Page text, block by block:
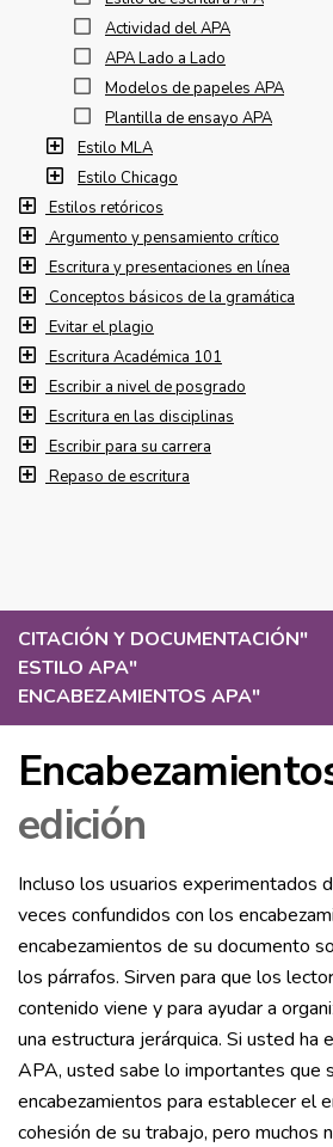
CITACIÓN Y DOCUMENTACIÓN"
ESTILO APA"
ENCABEZAMIENTOS APA"
edición
Incluso los usuarios experimentados
veces confundidos con los
encabezamientos de su documento
los párrafos. Sirven para que los
contenido viene y para ayudar a
una estructura jerárquica. Si usted ha
APA, usted sabe lo importantes que
encabezamientos para establecer el
cohesión de su trabajo, pero muchos
Actividad del APA
APA Lado a Lado
Modelos de papeles APA
Plantilla de ensayo APA
Estilo MLA
Estilo Chicago
Estilos retóricos
Argumento y pensamiento crítico
Escritura y presentaciones en línea
Conceptos básicos de la gramática
Evitar el plagio
Escritura Académica 101
Escribir a nivel de posgrado
Escritura en las disciplinas
Escribir para su carrera
Repaso de escritura